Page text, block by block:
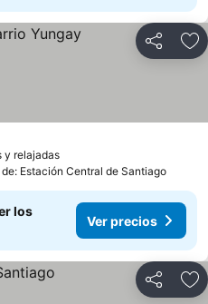
Compartir
y relajadas
de: Estación Central de Santiago
los
Ver precios
Compartir